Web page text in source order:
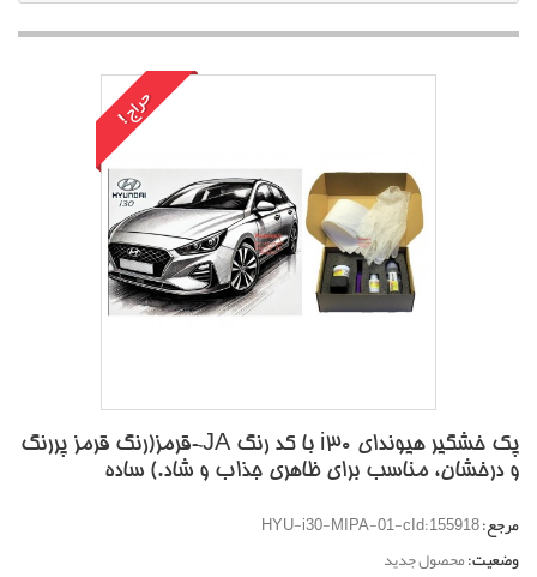
حراج!
پک خشگير هیوندای i30 با کد رنگ JA-قرمز(رنگ قرمز پررنگ
و درخشان، مناسب براي ظاهري جذاب و شاد.) ساده
مرجع:HYU-i30-MIPA-01-cId:155918
وضعیت:محصول جدید